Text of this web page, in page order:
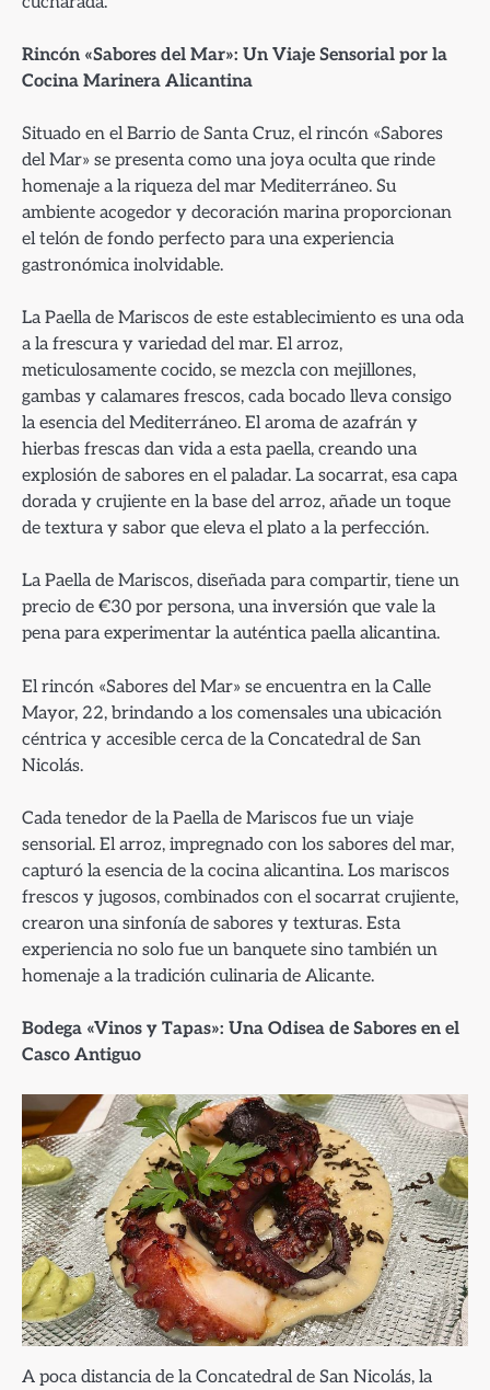
Rincón «Sabores del Mar»: Un Viaje Sensorial por la
Cocina Marinera Alicantina
Situado en el Barrio de Santa Cruz, el rincón «Sabores
del Mar» se presenta como una joya oculta que rinde
homenaje a la riqueza del mar Mediterráneo. Su
ambiente acogedor y decoración marina proporcionan
el telón de fondo perfecto para una experiencia
gastronómica inolvidable.
La Paella de Mariscos de este establecimiento es una oda
a la frescura y variedad del mar. El arroz,
meticulosamente cocido, se mezcla con mejillones,
gambas y calamares frescos, cada bocado lleva consigo
la esencia del Mediterráneo. El aroma de azafrán y
hierbas frescas dan vida a esta paella, creando una
explosión de sabores en el paladar. La socarrat, esa capa
dorada y crujiente en la base del arroz, añade un toque
de textura y sabor que eleva el plato a la perfección.
La Paella de Mariscos, diseñada para compartir, tiene un
precio de €30 por persona, una inversión que vale la
pena para experimentar la auténtica paella alicantina.
El rincón «Sabores del Mar» se encuentra en la Calle
Mayor, 22, brindando a los comensales una ubicación
céntrica y accesible cerca de la Concatedral de San
Nicolás.
Cada tenedor de la Paella de Mariscos fue un viaje
sensorial. El arroz, impregnado con los sabores del mar,
capturó la esencia de la cocina alicantina. Los mariscos
frescos y jugosos, combinados con el socarrat crujiente,
crearon una sinfonía de sabores y texturas. Esta
experiencia no solo fue un banquete sino también un
homenaje a la tradición culinaria de Alicante.
Bodega «Vinos y Tapas»: Una Odisea de Sabores en el
Casco Antiguo
A poca distancia de la Concatedral de San Nicolás, la